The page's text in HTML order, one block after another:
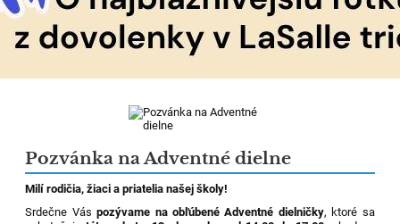
Pozvánka na Adventné dielne
Milí rodičia, žiaci a priatelia našej školy!
Srdečne Váspozývame na obľúbené Adventné dielničky, ktoré sa